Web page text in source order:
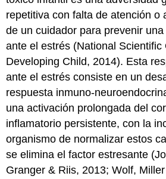
repetitiva con falta de atención o
de un cuidador para prevenir
ante el estrés (National Scientific
Developing Child, 2014). Esta
ante el estrés consiste en un
respuesta inmuno-
una activación prolongada del
inflamatorio persistente, con la
organismo de normalizar estos
se elimina el factor estresante
Granger & Riis, 2013; Wolf,